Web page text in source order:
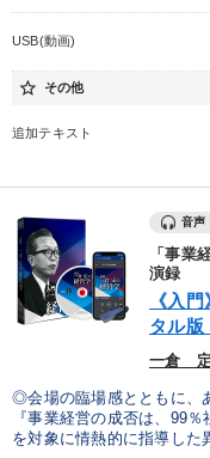
2025年夏季全国経営者
タル版（音声／動画ス
社員が自律的に動き出
歴史・古典に学ぶ実務講
製造業 卸売・小売
IT・サービス・金融業
キーワード
USB(動画)
star_border その他
追加テキスト
音声
「事業
演録
《入
タル版
一倉 定
◎会場の臨場感とともに、
『事業経営の成否は、99
を対象に情熱的に指導した